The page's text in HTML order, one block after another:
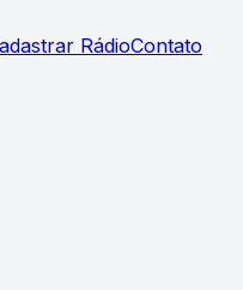
RádioContato